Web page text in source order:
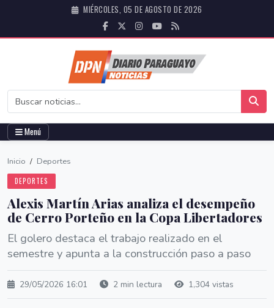
MIÉRCOLES, 05 DE AGOSTO DE 2026
Menú
Inicio / Deportes
DEPORTES
Alexis Martín Arias analiza el desempeño
de Cerro Porteño en la Copa Libertadores
El golero destaca el trabajo realizado en el
semestre y apunta a la construcción paso a paso
29/05/2026 16:01 2 min lectura 1,304 vistas